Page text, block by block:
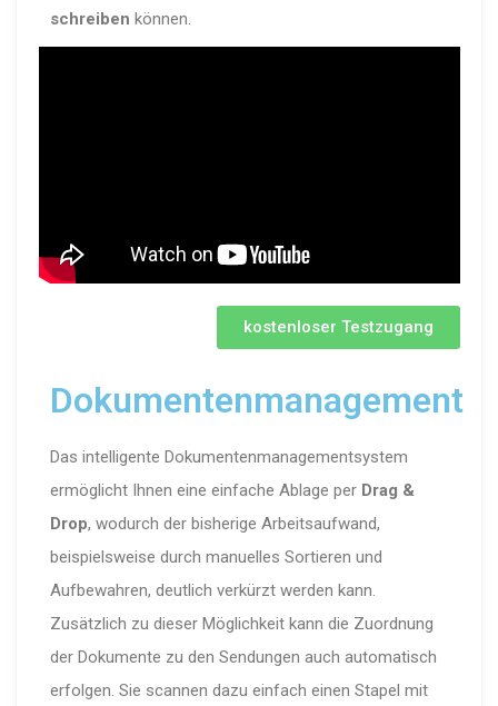
schreiben können.
kostenloser Testzugang
Dokumentenmanagement
Das intelligente Dokumentenmanagementsystem
ermöglicht Ihnen eine einfache Ablage per Drag &
Drop, wodurch der bisherige Arbeitsaufwand,
beispielsweise durch manuelles Sortieren und
Aufbewahren, deutlich verkürzt werden kann.
Zusätzlich zu dieser Möglichkeit kann die Zuordnung
der Dokumente zu den Sendungen auch automatisch
erfolgen. Sie scannen dazu einfach einen Stapel mit